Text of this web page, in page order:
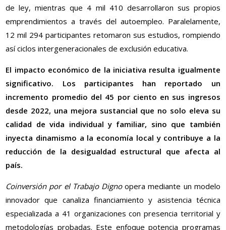
de ley, mientras que 4 mil 410 desarrollaron sus propios
emprendimientos a través del autoempleo. Paralelamente,
12 mil 294 participantes retomaron sus estudios, rompiendo
así ciclos intergeneracionales de exclusión educativa.
El impacto económico de la iniciativa resulta igualmente
significativo. Los participantes han reportado un
incremento promedio del 45 por ciento en sus ingresos
desde 2022, una mejora sustancial que no solo eleva su
calidad de vida individual y familiar, sino que también
inyecta dinamismo a la economía local y contribuye a la
reducción de la desigualdad estructural que afecta al
país.
Coinversión por el Trabajo Dignoopera mediante un modelo
innovador que canaliza financiamiento y asistencia técnica
especializada a 41 organizaciones con presencia territorial y
metodologías probadas. Este enfoque potencia programas